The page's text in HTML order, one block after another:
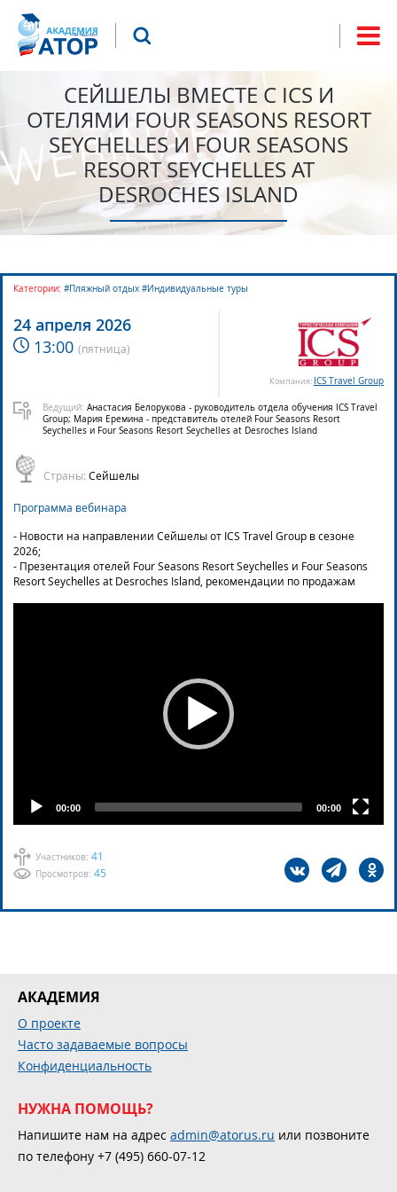
поиска
Что будем искать?
СЕЙШЕЛЫ ВМЕСТЕ С ICS И
ОТЕЛЯМИ FOUR SEASONS RESORT
SEYCHELLES И FOUR SEASONS
RESORT SEYCHELLES AT
DESROCHES ISLAND
24 апреля 2026
13:00 (пятница)
Компания: ICS Travel Group
Участников: 41
Просмотров: 45
Ведущий: Анастасия Белорукова - руководитель отдела обучения ICS Travel
Group; Мария Еремина - представитель отелей Four Seasons Resort
Seychelles и Four Seasons Resort Seychelles at Desroches Island
Страны: Сейшелы
Категории: #Пляжный отдых #Индивидуальные туры
Программа вебинара
- Новости на направлении Сейшелы от ICS Travel Group в сезоне
2026;
- Презентация отелей Four Seasons Resort Seychelles и Four Seasons
Resort Seychelles at Desroches Island, рекомендации по продажам
00:00 00:00
АКАДЕМИЯ
О проекте
Часто задаваемые вопросы
Конфиденциальность
НУЖНА ПОМОЩЬ?
Напишите нам на адрес admin@atorus.ru или позвоните
по телефону +7 (495) 660-07-12